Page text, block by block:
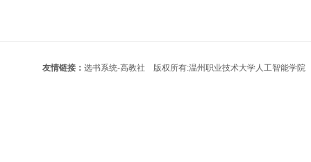
友情链接： 选书系统-高教社 版权所有:温州职业技术大学人工智能学